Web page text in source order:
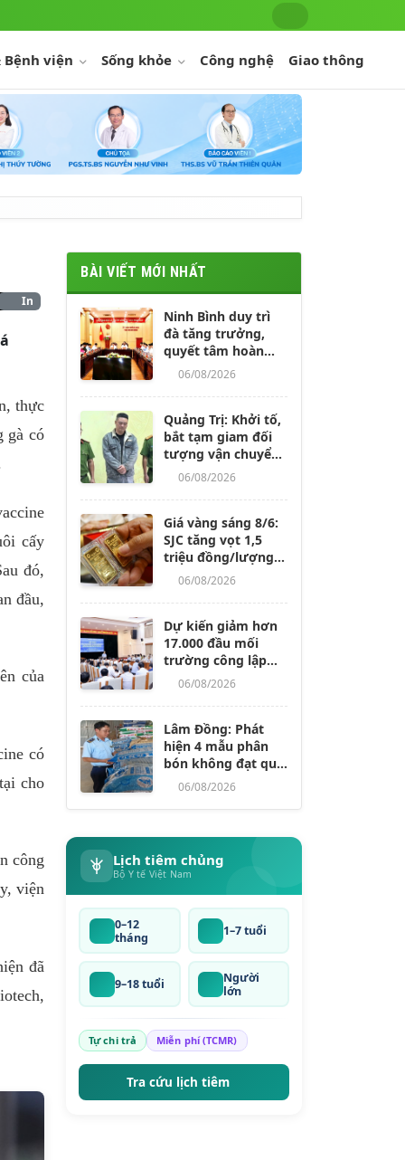
Bệnh viện Sống khỏe Công nghệ Giao thông
In
thực
gà có
cấy
đó,
đầu,
của
có
cho
công
viện
đã
BÀI VIẾT MỚI NHẤT
Ninh Bình duy trì
đà tăng trưởng,
quyết tâm hoàn
thành các mục tiêu
06/08/2026
Quảng Trị: Khởi tố,
bắt tạm giam đối
tượng vận chuyển
trái phép hàng
qua biên giới
06/08/2026
Giá vàng sáng 8/6:
SJC tăng vọt 1,5
triệu đồng/lượng,
thế giới bứt phá
06/08/2026
Dự kiến giảm hơn
17.000 đầu mối
trường công lập
trên cả nước
06/08/2026
Lâm Đồng: Phát
hiện 4 mẫu phân
bón không đạt quy
chuẩn, kiên quyết
cấm" trong chống
06/08/2026
Lịch tiêm chủng
Bộ Y tế Việt Nam
0–12
tháng
1–7 tuổi
9–18 tuổi
Người
lớn
Tự chi trả Miễn phí (TCMR)
Tra cứu lịch tiêm